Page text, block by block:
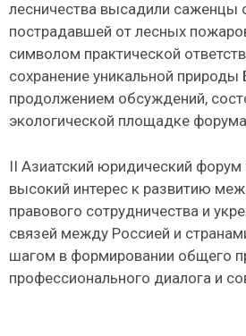
лесничества высадили саженцы
пострадавшей от лесных
символом практической
сохранение уникальной
продолжением обсуждений,
экологической площадке
II Азиатский юридический форум
высокий интерес к развитию
правового сотрудничества и
связей между Россией и
шагом в формировании общего
профессионального диалога и